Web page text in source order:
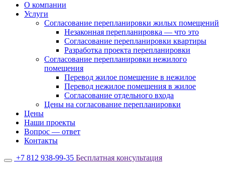
О компании
Услуги
Согласование перепланировки жилых помещений
Незаконная перепланировка — что это
Согласование перепланировки квартиры
Разработка проекта перепланировки
Согласование перепланировки нежилого
помещения
Перевод жилое помещение в нежилое
Перевод нежилое помещения в жилое
Согласование отдельного входа
Цены на согласование перепланировки
Цены
Наши проекты
Вопрос — ответ
Контакты
+7 812 938-99-35 Бесплатная консультация